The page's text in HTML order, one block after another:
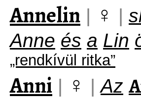
Annelin | ♀ |
Anne és a Lin
„rendkívül ritka”
Anni | ♀ | Az